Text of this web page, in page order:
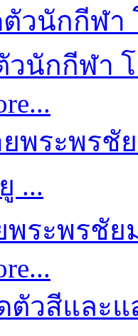
วนักกีฬา
พระพรชัย